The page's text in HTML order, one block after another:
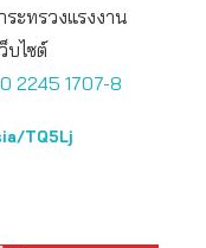
ะทรวงแรงงาน
บไซต์
0 2245 1707-8
TQ5Lj